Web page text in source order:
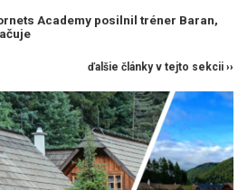
Academy posilnil tréner Baran,
ďalšie články v tejto sekcii ››